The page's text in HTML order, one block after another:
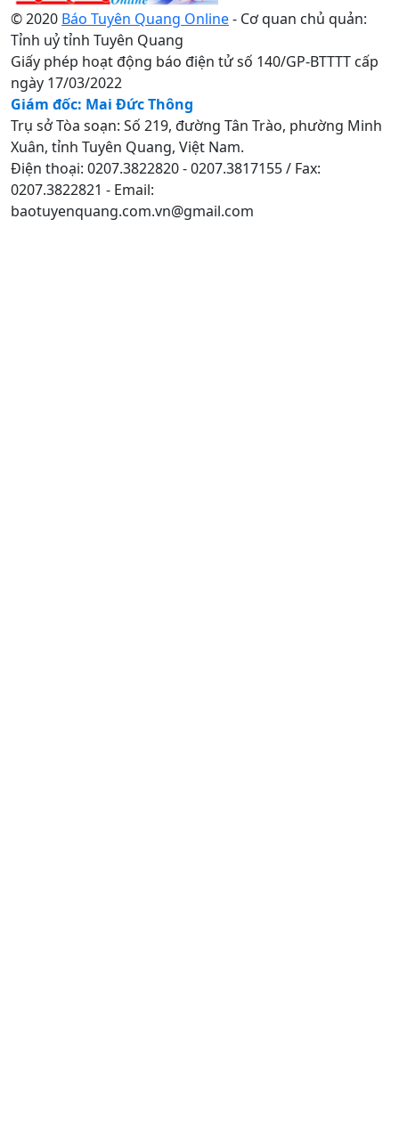
© 2020 Báo Tuyên Quang Online- Cơ quan chủ quản:
Tỉnh uỷ tỉnh Tuyên Quang
Giấy phép hoạt động báo điện tử số 140/GP-BTTTT cấp
ngày 17/03/2022
Giám đốc: Mai Đức Thông
Trụ sở Tòa soạn: Số 219, đường Tân Trào, phường Minh
Xuân, tỉnh Tuyên Quang, Việt Nam.
Điện thoại: 0207.3822820 - 0207.3817155 / Fax:
0207.3822821 - Email:
baotuyenquang.com.vn@gmail.com